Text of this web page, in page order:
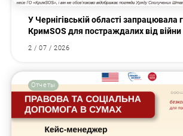
У Чернігівській області запрацювала
КримSOS для постраждалих від війни
2 / 07 / 2026
Отчеты